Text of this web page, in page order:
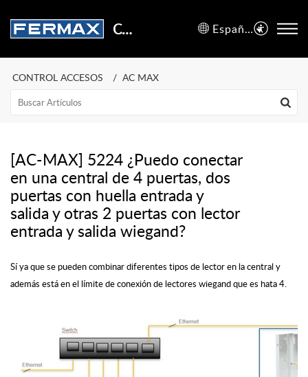
Centro de Soporte Español (España)
CONTROL ACCESOS AC MAX
[AC-MAX] 5224 ¿Puedo conectar
en una central de 4 puertas, dos
puertas con huella entrada y
salida y otras 2 puertas con lector
entrada y salida wiegand?
Sí ya que se pueden combinar diferentes tipos de lector en la central y
además está en el límite de conexión de lectores wiegand que es hata 4.